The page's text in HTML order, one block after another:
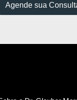
Agende sua